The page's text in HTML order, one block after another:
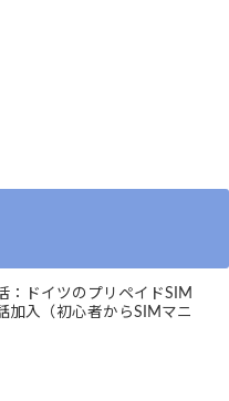
：ドイツのプリペイドSIM
加入（初心者からSIMマニ